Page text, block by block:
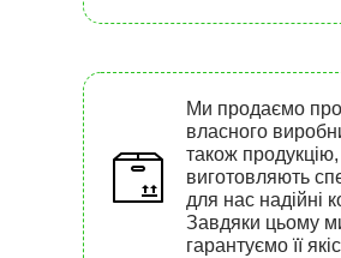
Ми продаємо
власного
також продукцію,
виготовляють
для нас надійні
Завдяки цьому
гарантуємо її